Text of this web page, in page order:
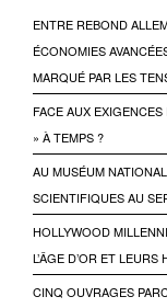
ENTRE REBOND
ÉCONOMIES
MARQUÉ PAR LES
FACE AUX
» À TEMPS ?
AU MUSÉUM
SCIENTIFIQUES AU
HOLLYWOOD
L’ÂGE D’OR ET LEURS
CINQ OUVRAGES